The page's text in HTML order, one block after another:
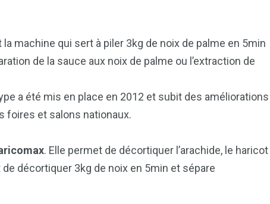
la machine qui sert à piler 3kg de noix de palme en 5min
de la sauce aux noix de palme ou l’extraction de
a été mis en place en 2012 et subit des améliorations
foires et salons nationaux.
. Elle permet de décortiquer l’arachide, le haricot
décortiquer 3kg de noix en 5min et sépare